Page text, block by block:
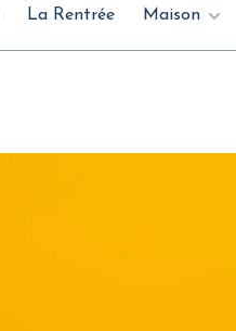
La Rentrée Maison